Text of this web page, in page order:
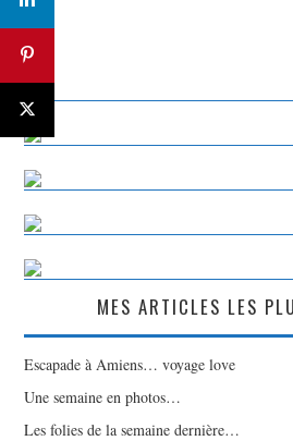
MES ARTICLES LES
Escapade à Amiens… voyage love
Une semaine en photos…
Les folies de la semaine dernière…